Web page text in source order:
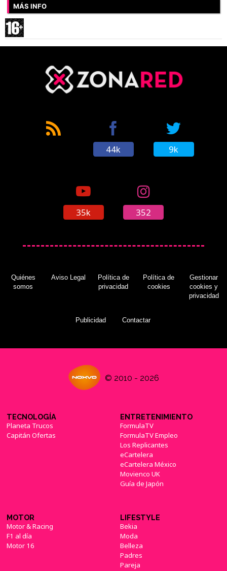
MÁS INFO
44k 9k
35k 352
Quiénes
somos
Aviso Legal
Política de
privacidad
Política de
cookies
Gestionar
cookies y
privacidad
Publicidad Contactar
© 2010 - 2026
TECNOLOGÍA
Planeta Trucos
Capitán Ofertas
ENTRETENIMIENTO
FormulaTV
FormulaTV Empleo
Los Replicantes
eCartelera
eCartelera México
Movienco UK
Guía de Japón
MOTOR
Motor & Racing
F1 al día
Motor 16
LIFESTYLE
Bekia
Moda
Belleza
Padres
Pareja